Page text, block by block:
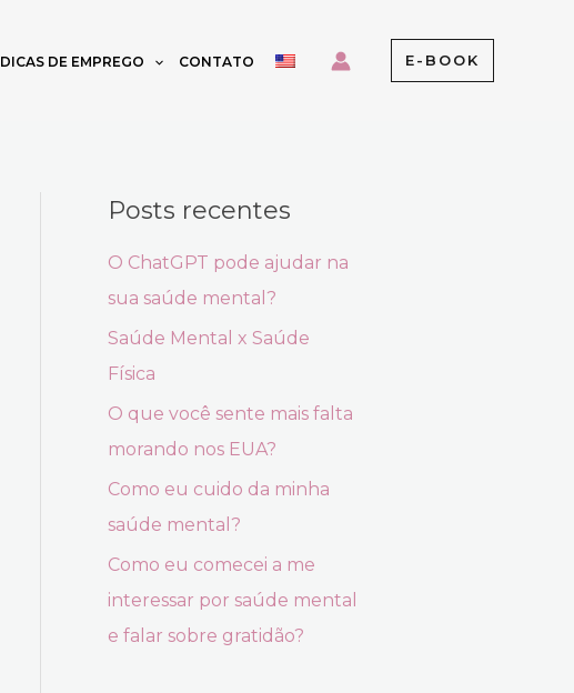
DICAS DE EMPREGO CONTATO E-BOOK
Posts recentes
O ChatGPT pode ajudar na
sua saúde mental?
Saúde Mental x Saúde
Física
O que você sente mais falta
morando nos EUA?
Como eu cuido da minha
saúde mental?
Como eu comecei a me
interessar por saúde mental
e falar sobre gratidão?